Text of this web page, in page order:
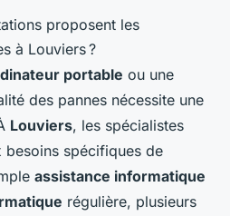
portable ou une
des pannes nécessite une
Louviers, les spécialistes
spécifiques de
assistance informatique
régulière, plusieurs